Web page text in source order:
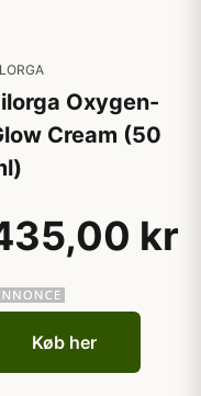
Oxygen-
Cream (50
kr
Køb her